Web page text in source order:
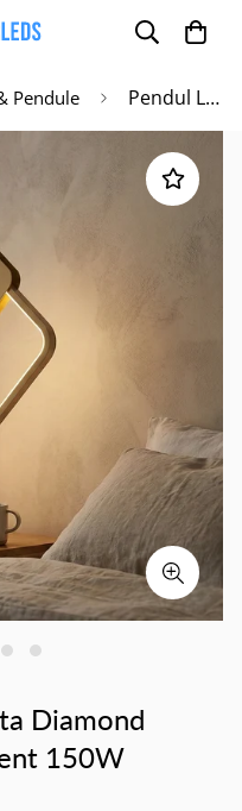
Pendule Pendul LED Suspendata Diamond Gold 3 Lumini Echivalent 150W
Diamond
150W